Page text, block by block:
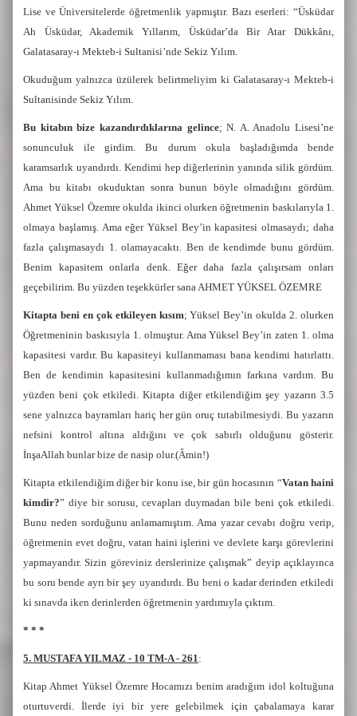
Lise ve Üniversitelerde öğretmenlik yapmıştır. Bazı eserleri: “Üsküdar
Ah Üsküdar, Akademik Yıllarım, Üsküdar’da Bir Atar Dükkânı,
Galatasaray-ı Mekteb-i Sultanisi’nde Sekiz Yılım.
Okuduğum yalnızca üzülerek belirtmeliyim ki Galatasaray-ı Mekteb-i
Sultanisinde Sekiz Yılım.
Bu kitabın bize kazandırdıklarına gelince; N. A. Anadolu Lisesi’ne
sonunculuk ile girdim. Bu durum okula başladığımda bende
karamsarlık uyandırdı. Kendimi hep diğerlerinin yanında silik gördüm.
Ama bu kitabı okuduktan sonra bunun böyle olmadığını gördüm.
Ahmet Yüksel Özemre okulda ikinci olurken öğretmenin baskılarıyla 1.
olmaya başlamış. Ama eğer Yüksel Bey’in kapasitesi olmasaydı; daha
fazla çalışmasaydı 1. olamayacaktı. Ben de kendimde bunu gördüm.
Benim kapasitem onlarla denk. Eğer daha fazla çalışırsam onları
geçebilirim. Bu yüzden teşekkürler sana AHMET YÜKSEL ÖZEMRE
Kitapta beni en çok etkileyen kısım; Yüksel Bey’in okulda 2. olurken
Öğretmeninin baskısıyla 1. olmuştur. Ama Yüksel Bey’in zaten 1. olma
kapasitesi vardır. Bu kapasiteyi kullanmaması bana kendimi hatırlattı.
Ben de kendimin kapasitesini kullanmadığımın farkına vardım. Bu
yüzden beni çok etkiledi. Kitapta diğer etkilendiğim şey yazarın 3.5
sene yalnızca bayramları hariç her gün oruç tutabilmesiydi. Bu yazarın
nefsini kontrol altına aldığını ve çok sabırlı olduğunu gösterir.
İnşaAllah bunlar bize de nasip olur.(Âmin!)
Kitapta etkilendiğim diğer bir konu ise, bir gün hocasının “Vatan haini
kimdir?” diye bir sorusu, cevapları duymadan bile beni çok etkiledi.
Bunu neden sorduğunu anlamamıştım. Ama yazar cevabı doğru verip,
öğretmenin evet doğru, vatan haini işlerini ve devlete karşı görevlerini
yapmayandır. Sizin göreviniz derslerinize çalışmak” deyip açıklayınca
bu soru bende ayrı bir şey uyandırdı. Bu beni o kadar derinden etkiledi
ki sınavda iken derinlerden öğretmenin yardımıyla çıktım.
* * *
5. MUSTAFA YILMAZ - 10 TM-A - 261:
Kitap Ahmet Yüksel Özemre Hocamızı benim aradığım idol koltuğuna
oturtuverdi. İlerde iyi bir yere gelebilmek için çabalamaya karar